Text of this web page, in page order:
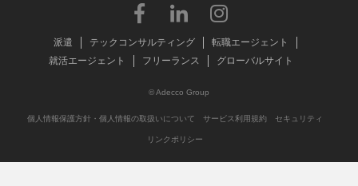
派遣 テックコンサルティング
転職エージェント
就活エージェント
フリーランス グローバルサイト
© Adecco Group
個人情報保護方針・個人情報の取扱いについて サービス利用規約 セキュリティ
リンクポリシー